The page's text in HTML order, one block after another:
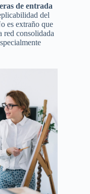
de entrada
del
es extraño que
red consolidada